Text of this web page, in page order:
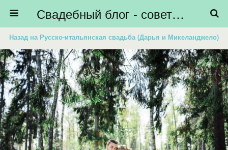
Свадебный блог - советы невестам, подготовка к свадьбе - HiBride
Назад на Русско-итальянская свадьба (Дарья и Микеланджело)